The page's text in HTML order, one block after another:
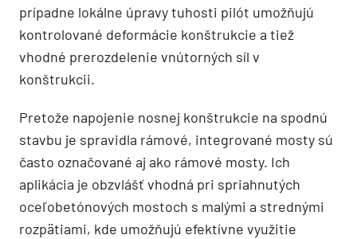
prípadne lokálne úpravy tuhosti pilót umožňujú
kontrolované deformácie konštrukcie a tiež
vhodné prerozdelenie vnútorných síl v
konštrukcii.
Pretože napojenie nosnej konštrukcie na spodnú
stavbu je spravidla rámové, integrované mosty sú
často označované aj ako rámové mosty. Ich
aplikácia je obzvlášť vhodná pri spriahnutých
oceľobetónových mostoch s malými a strednými
rozpätiami, kde umožňujú efektívne využitie